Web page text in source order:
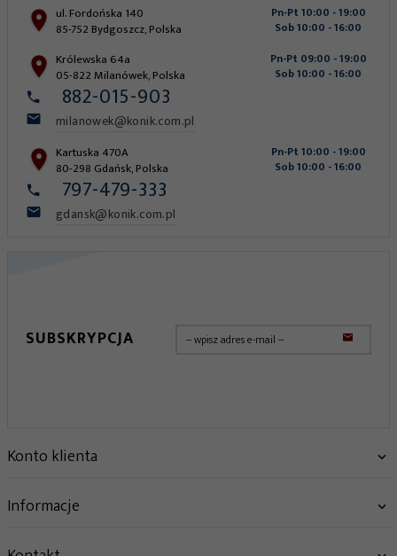
882-015-903
milanowek@konik.com.pl
Królewska 64a
05-822 Milanówek,Polska
Pn-Pt 09:00 - 19:00
Sob 10:00 - 16:00
797-479-333
gdansk@konik.com.pl
Kartuska 470A
80-298 Gdańsk,Polska
Pn-Pt 10:00 - 19:00
Sob 10:00 - 16:00
ul. Fordońska 140
85-752 Bydgoszcz,Polska
Pn-Pt 10:00 - 19:00
Sob 10:00 - 16:00
SUBSKRYPCJA
Konto klienta
Informacje